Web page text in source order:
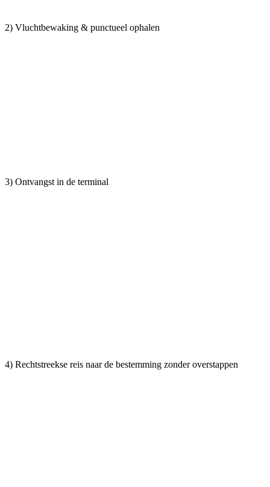
2) Vluchtbewaking & punctueel ophalen
3) Ontvangst in de terminal
4) Rechtstreekse reis naar de bestemming zonder overstappen